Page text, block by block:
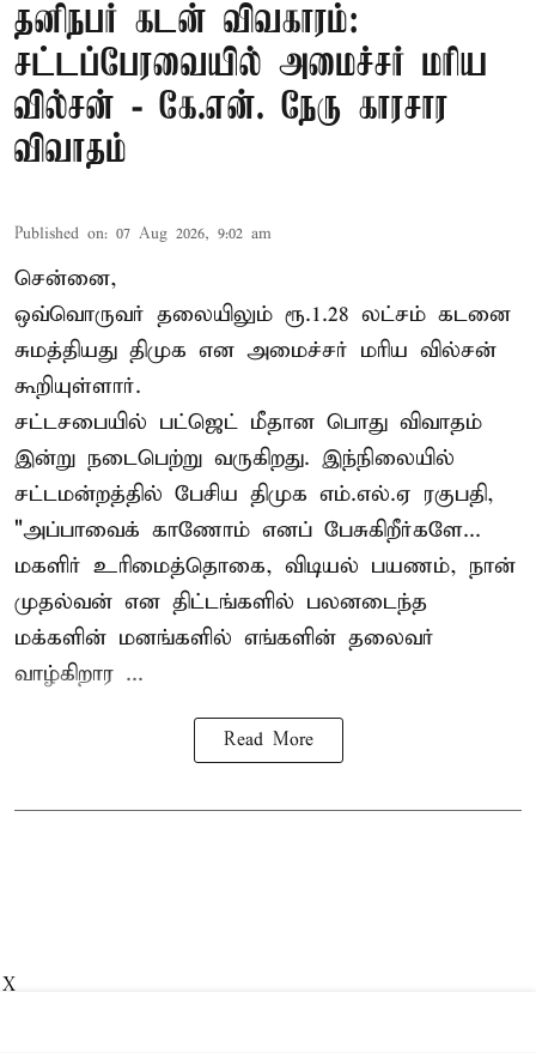
தனிநபர் கடன் விவகாரம்:
சட்டப்பேரவையில் அமைச்சர் மரிய
வில்சன் - கே.என். நேரு காரசார
விவாதம்
Published on: 07 Aug 2026, 9:02 am
சென்னை,
ஒவ்வொருவர் தலையிலும் ரூ.1.28 லட்சம் கடனை
சுமத்தியது திமுக என அமைச்சர் மரிய வில்சன்
கூறியுள்ளார்.
சட்டசபையில் பட்ஜெட் மீதான பொது விவாதம்
இன்று நடைபெற்று வருகிறது. இந்நிலையில்
சட்டமன்றத்தில் பேசிய திமுக எம்.எல்.ஏ ரகுபதி,
"அப்பாவைக் காணோம் எனப் பேசுகிறீர்களே...
மகளிர் உரிமைத்தொகை, விடியல் பயணம், நான்
முதல்வன் என திட்டங்களில் பலனடைந்த
மக்களின் மனங்களில் எங்களின் தலைவர்
வாழ்கிறார ...
Read More
X